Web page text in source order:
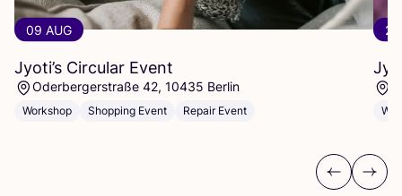
09 AUG
Jyoti’s Circular Event
Oderbergerstraße 42, 10435 Berlin
Workshop Shopping Event Repair Event
Previous
Next